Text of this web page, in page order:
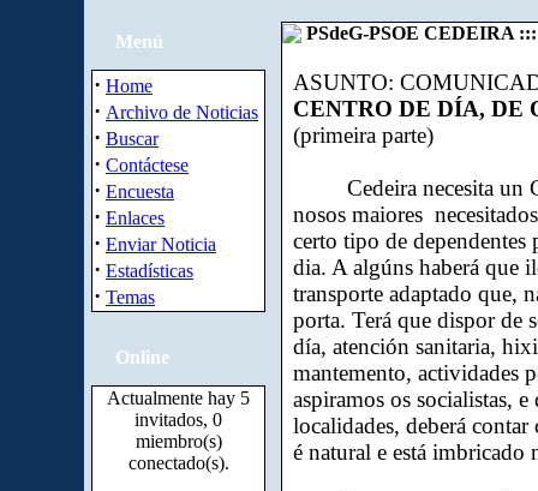
Menú
· Home
· Archivo de Noticias
· Buscar
· Contáctese
· Encuesta
· Enlaces
· Enviar Noticia
· Estadísticas
· Temas
Online
Actualmente hay 5
invitados, 0
miembro(s)
conectado(s).
PSdeG-PSOE CEDEIRA
ASUNTO:
CENTRO DE DÍA, DE
(primeira parte)
Cedeira necesita un
nosos maiores
certo tipo de dependentes
dia. A algúns haberá que
transporte adaptado que,
porta. Terá que dispor de
día, atención sanitaria,
mantemento, actividades
aspiramos os socialistas,
localidades, deberá contar
é natural e está